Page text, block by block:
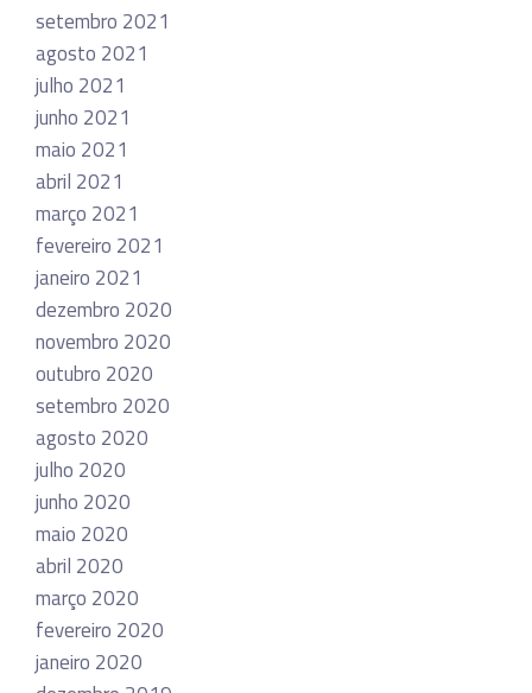
setembro 2021
agosto 2021
julho 2021
junho 2021
maio 2021
abril 2021
março 2021
fevereiro 2021
janeiro 2021
dezembro 2020
novembro 2020
outubro 2020
setembro 2020
agosto 2020
julho 2020
junho 2020
maio 2020
abril 2020
março 2020
fevereiro 2020
janeiro 2020